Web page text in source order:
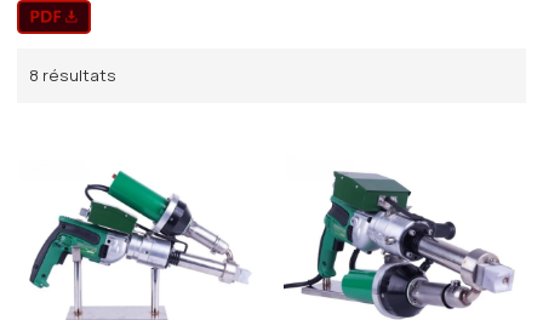
8 résultats